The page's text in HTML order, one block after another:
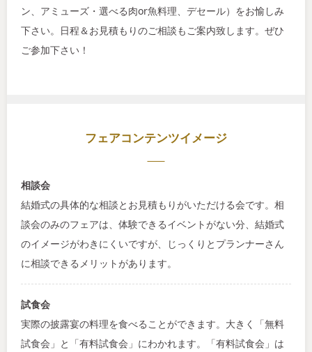
ン、アミューズ・選べる肉or魚料理、デセール）をお愉しみ
下さい。日程＆お見積もりのご相談もご案内致します。ぜひ
ご参加下さい！
フェアコンテンツイメージ
相談会
結婚式の具体的な相談とお見積もりがいただける会です。相
談会のみのフェアは、体験できるイベントがない分、結婚式
のイメージがわきにくいですが、じっくりとプランナーさん
に相談できるメリットがあります。
試食会
実際の披露宴の料理を食べることができます。大きく「無料
試食会」と「有料試食会」にわかれます。「有料試食会」は